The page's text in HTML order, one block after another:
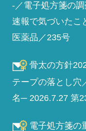
-／電子処方箋の
速報で気づいたこ
医薬品／235号
骨太の方針
テープの落とし穴
名─ 2026.7.27 第
電子処方箋の